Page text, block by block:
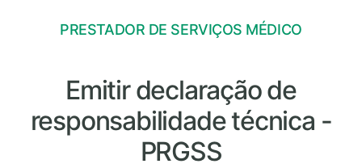
PRESTADOR DE SERVIÇOS MÉDICO
Emitir declaração de
responsabilidade técnica -
PRGSS